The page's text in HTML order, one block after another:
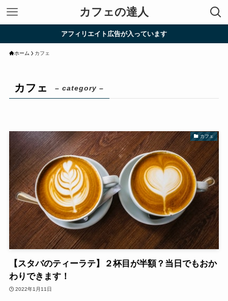
カフェの達人
アフィリエイト広告が入っています
ホーム カフェ
カフェ – category –
カフェ
【スタバのティーラテ】２杯目が半額？当日でもおか
わりできます！
2022年1月11日